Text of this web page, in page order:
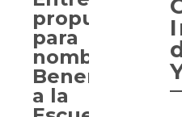
propuesta
para
nombrar
Benemérita
a la